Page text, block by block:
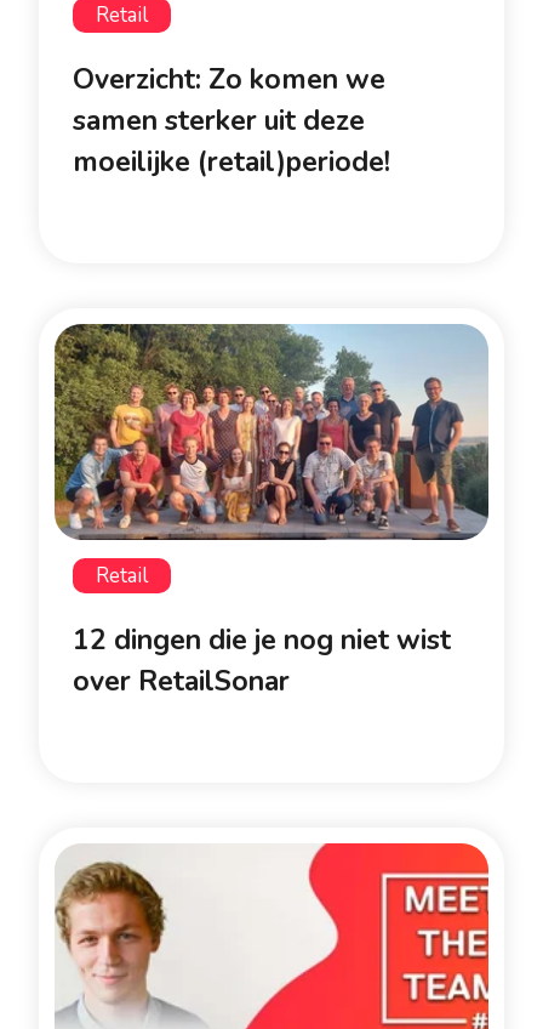
Retail
Overzicht: Zo komen we
samen sterker uit deze
moeilijke (retail)periode!
Retail
12 dingen die je nog niet wist
over RetailSonar